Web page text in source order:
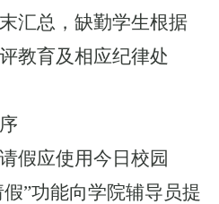
汇总，缺勤学生根据
教育及相应纪律处
假应使用今日校园
”功能向学院辅导员提